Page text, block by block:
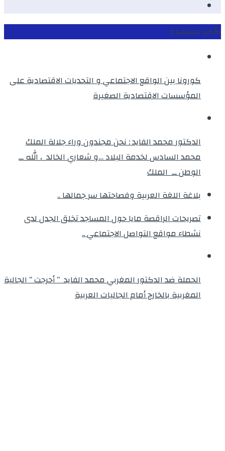
الأكثر مشاهدة
كورونا بين الواقع الاجتماعي و التحديات الاقتصادية على
المؤسسات الاقتصادية الصغيرة
الدكتور محمد الفايد : نحن مجندون وراء جلالة الملك
محمد السادس لخدمة البلاد …و شعاري الخالد ، الله ــ
الوطن ــ الملك
بلاغة اللغة العربية وفصاحتها سر جمالها ..
تصريحات الراقصة مايا حول المساجد تخلق الجدل لدى
نشطاء مواقع التواصل الاجتماعي ..
الحملة ضد الدكتور المغربي محمد الفايد ” أحرجت ” الجالية
المغربية بالخارج أمام الجاليات العربية